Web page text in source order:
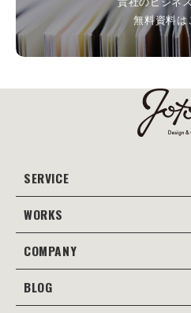
無料資料は
SERVICE
サービス案内
コンサルティング
Webサイト制作
WORKS
制作事例
Web
グラフィック
COMPANY
会社案内
BLOG